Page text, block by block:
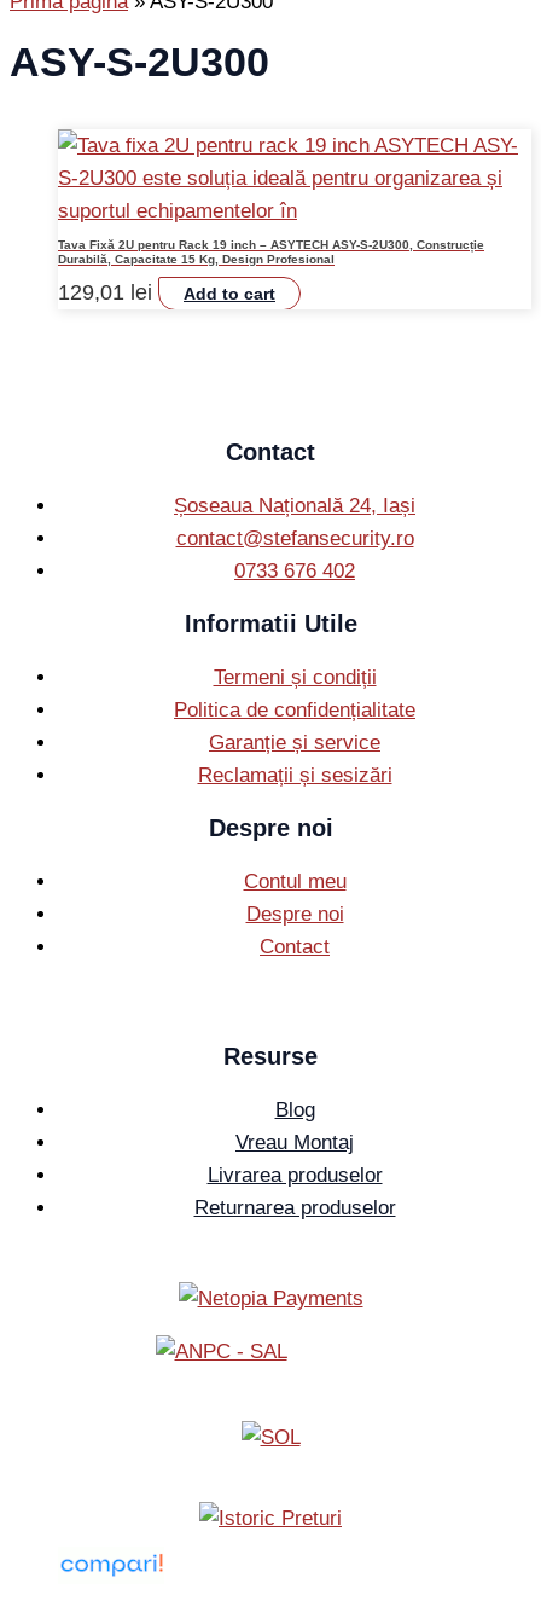
ASY-S-2U300
Tava Fixă 2U pentru Rack 19 inch – ASYTECH ASY-S-2U300, Construcție
Durabilă, Capacitate 15 Kg, Design Profesional
129,01 lei Add to cart
Contact
Șoseaua Națională 24, Iași
contact@stefansecurity.ro
0733 676 402
Informatii Utile
Termeni și condiții
Politica de confidențialitate
Garanție și service
Reclamații și sesizări
Despre noi
Contul meu
Despre noi
Contact
Resurse
Blog
Vreau Montaj
Livrarea produselor
Returnarea produselor